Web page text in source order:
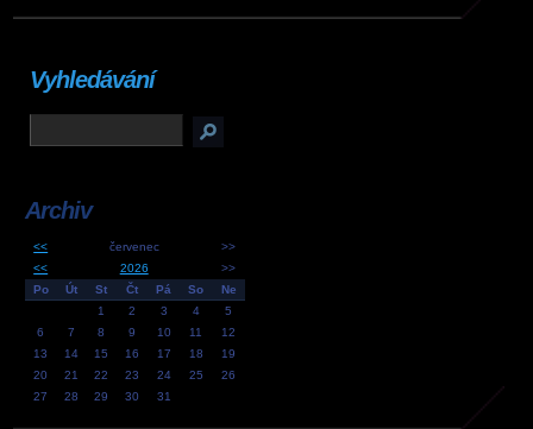
Vyhledávání
Archiv
<< červenec
>>
<<
2026
>>
Po
Út St Čt Pá So
Ne
1
2 3 4
5
6
7 8 9 10 11
12
13
14 15 16 17 18
19
20
21 22 23 24 25
26
27
28 29 30 31